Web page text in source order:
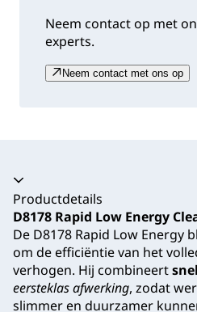
Neem contact op met
experts.
Neem contact met ons op
Productdetails
D8178 Rapid Low Energy
De D8178 Rapid Low Energy
om de efficiëntie van het
verhogen. Hij combineert
eersteklas afwerking, zodat
slimmer en duurzamer